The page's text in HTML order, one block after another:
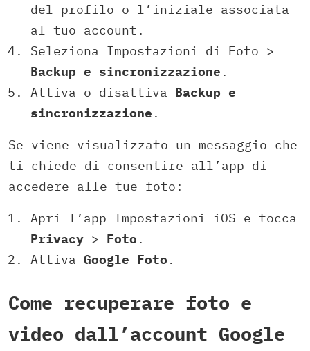
del profilo o l’iniziale associata
al tuo account.
Seleziona Impostazioni di Foto >
Backup e sincronizzazione .
Attiva o disattiva Backup e
sincronizzazione .
Se viene visualizzato un messaggio che
ti chiede di consentire all’app di
accedere alle tue foto:
Apri l’app Impostazioni iOS e tocca
Privacy > Foto .
Attiva Google Foto .
Come recuperare foto e
video dall’account Google